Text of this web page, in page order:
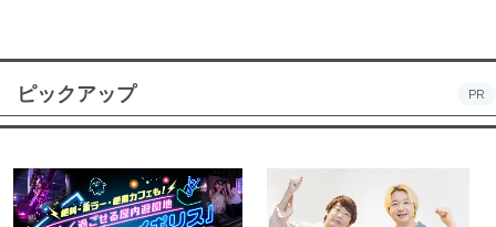
ピックアップ PR